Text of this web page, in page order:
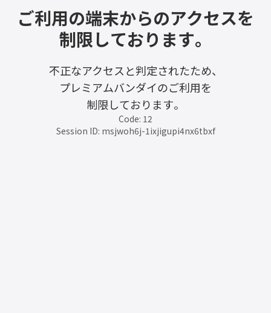
ご利用の端末からのアクセスを
制限しております。
不正なアクセスと判定されたため、
プレミアムバンダイのご利用を
制限しております。
Code: 12
Session ID: msjwoh6j-1ixjigupi4nx6tbxf